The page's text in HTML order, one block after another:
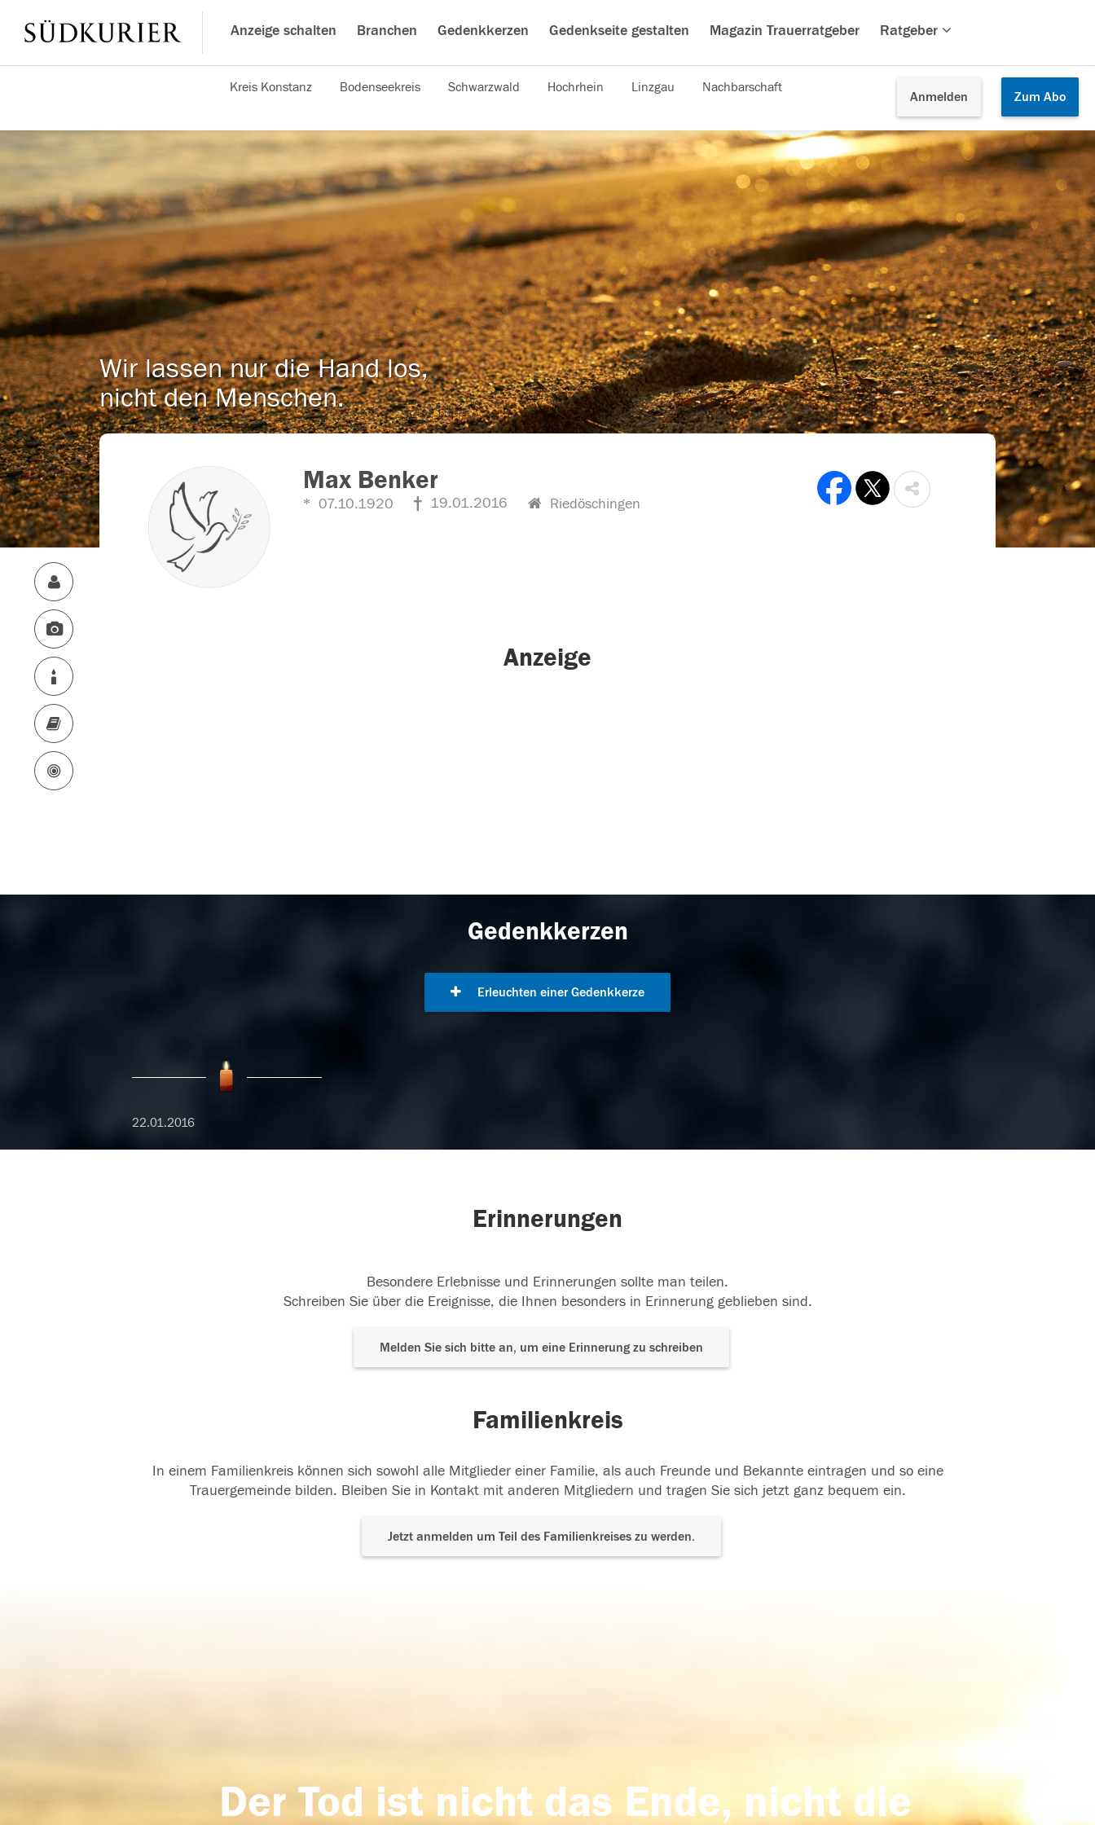
Anzeige schalten Branchen Gedenkkerzen Gedenkseite gestalten Magazin Trauerratgeber Ratgeber
Anmelden Zum Abo
Kreis Konstanz Bodenseekreis Schwarzwald Hochrhein Linzgau Nachbarschaft
Wir lassen nur die Hand los,
nicht den Menschen.
Max Benker
07.10.1920 19.01.2016 Riedöschingen
Anzeige
Gedenkkerzen
Erleuchten einer Gedenkkerze
22.01.2016
Erinnerungen
Besondere Erlebnisse und Erinnerungen sollte man teilen.
Schreiben Sie über die Ereignisse, die Ihnen besonders in Erinnerung geblieben sind.
Melden Sie sich bitte an, um eine Erinnerung zu schreiben
Familienkreis
In einem Familienkreis können sich sowohl alle Mitglieder einer Familie, als auch Freunde und Bekannte eintragen und so eine
Trauergemeinde bilden. Bleiben Sie in Kontakt mit anderen Mitgliedern und tragen Sie sich jetzt ganz bequem ein.
Jetzt anmelden um Teil des Familienkreises zu werden.
Der Tod ist nicht das Ende, nicht die